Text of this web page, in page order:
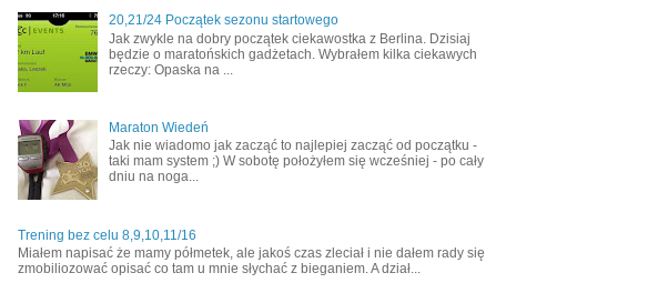
20,21/24 Początek sezonu startowego
Jak zwykle na dobry początek ciekawostka z Berlina. Dzisiaj
będzie o maratońskich gadżetach. Wybrałem kilka ciekawych
rzeczy: Opaska na ...
Maraton Wiedeń
Jak nie wiadomo jak zacząć to najlepiej zacząć od początku -
taki mam system ;) W sobotę położyłem się wcześniej - po cały
dniu na noga...
Trening bez celu 8,9,10,11/16
Miałem napisać że mamy półmetek, ale jakoś czas zleciał i nie dałem rady się
zmobiliozować opisać co tam u mnie słychać z bieganiem. A dział...